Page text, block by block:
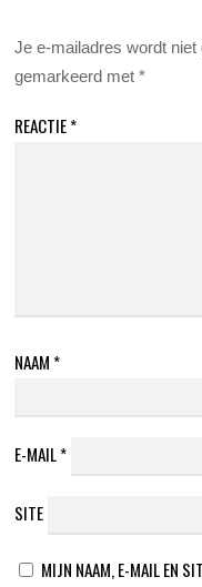
Je e-mailadres wordt niet
gemarkeerd met*
REACTIE*
NAAM *
E-MAIL*
SITE
MIJN NAAM, E-MAIL EN